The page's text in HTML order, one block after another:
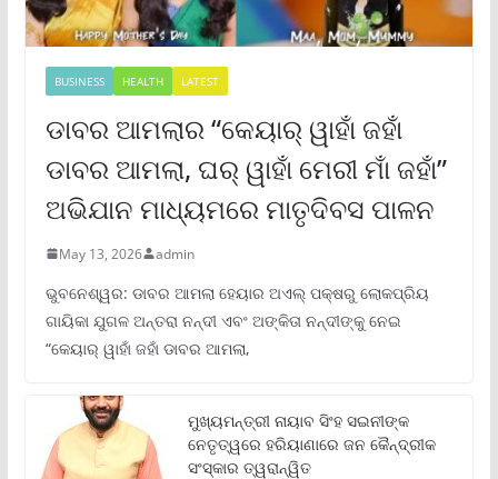
BUSINESS HEALTH LATEST
ଡାବର ଆମଲାର “କେୟାର୍ ୱାହାଁ ଜହାଁ
ଡାବର ଆମଲା, ଘର୍ ୱାହାଁ ମେରୀ ମାଁ ଜହାଁ”
ଅଭିଯାନ ମାଧ୍ୟମରେ ମାତୃଦିବସ ପାଳନ
May 13, 2026 admin
ଭୁବନେଶ୍ୱର: ଡାବର ଆମଲା ହେୟାର ଅଏଲ୍ ପକ୍ଷରୁ ଲୋକପ୍ରିୟ
ଗାୟିକା ଯୁଗଳ ଅନ୍ତରା ନନ୍ଦୀ ଏବଂ ଅଙ୍କିତା ନନ୍ଦୀଙ୍କୁ ନେଇ
“କେୟାର୍ ୱାହାଁ ଜହାଁ ଡାବର ଆମଲା,
ମୁଖ୍ୟମନ୍ତ୍ରୀ ନାୟାବ ସିଂହ ସଇନୀଙ୍କ
ନେତୃତ୍ୱରେ ହରିୟାଣାରେ ଜନ କୈନ୍ଦ୍ରୀକ
ସଂସ୍କାର ତ୍ୱରାନ୍ୱିତ